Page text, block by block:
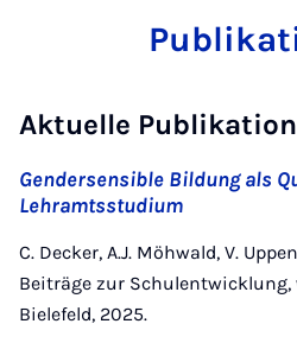
Aktuelle
Gendersensible Bildung als
Lehramtsstudium
C. Decker, A.J. Möhwald, V.
Beiträge zur
Bielefeld, 2025.